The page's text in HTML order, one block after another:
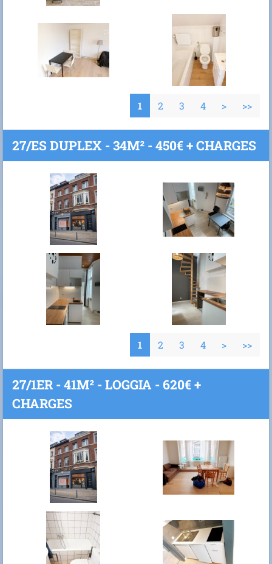
1 2 3 4 > >>
27/ES DUPLEX - 34M² - 450€ + CHARGES
1 2 3 4 > >>
27/1ER - 41M² - LOGGIA - 620€ +
CHARGES